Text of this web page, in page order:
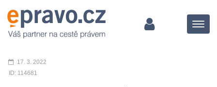
Menu
17. 3. 2022
ID: 114681